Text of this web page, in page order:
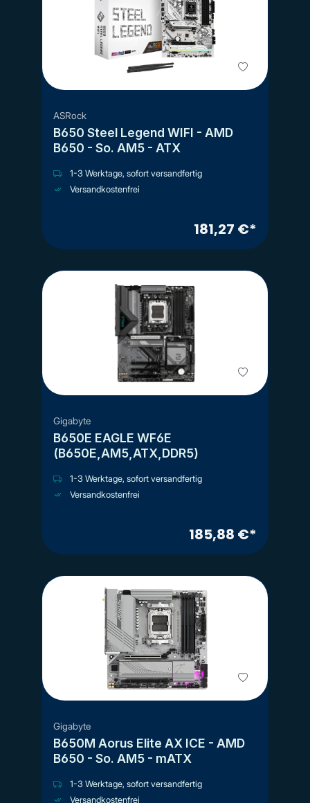
ASRock
B650 Steel Legend WIFI - AMD
B650 - So. AM5 - ATX
1-3 Werktage, sofort versandfertig
Versandkostenfrei
181,27 €*
Gigabyte
B650E EAGLE WF6E
(B650E,AM5,ATX,DDR5)
1-3 Werktage, sofort versandfertig
Versandkostenfrei
185,88 €*
Gigabyte
B650M Aorus Elite AX ICE - AMD
B650 - So. AM5 - mATX
1-3 Werktage, sofort versandfertig
Versandkostenfrei